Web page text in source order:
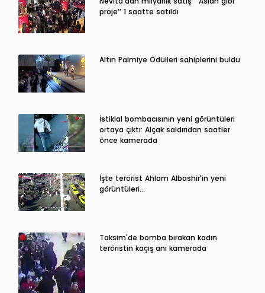
proje’’ 1 saatte satıldı
Altın Palmiye Ödülleri sahiplerini buldu
İstiklal bombacısının yeni görüntüleri
ortaya çıktı: Alçak saldırıdan saatler
önce kamerada
İşte terörist Ahlam Albashir'in yeni
görüntüleri…
Taksim'de bomba bırakan kadın
teröristin kaçış anı kamerada